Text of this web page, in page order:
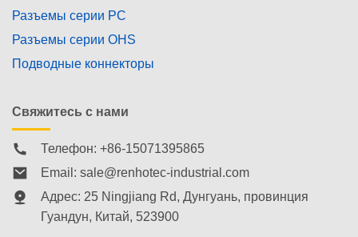
Разъемы серии PC
Разъемы серии OHS
Подводные коннекторы
Свяжитесь с нами
Телефон: +86-15071395865
Email: sale@renhotec-industrial.com
Адрес: 25 Ningjiang Rd, Дунгуань, провинция
Гуандун, Китай, 523900